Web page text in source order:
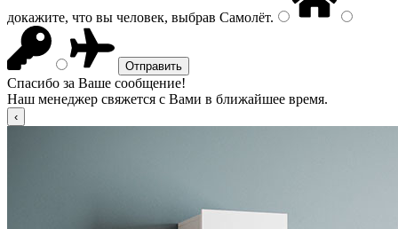
докажите, что вы человек, выбрав Самолёт.
Спасибо за Ваше сообщение!
Наш менеджер свяжется с Вами в ближайшее время.